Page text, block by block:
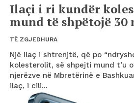
Ilaçi i ri kundër
mund të shpëtojë 30
TË ZGJEDHURA
Një ilaç i shtrenjtë, që po
kolesterolit, së shpejti mund t’u
njerëzve në Mbretërinë e
ilaç, i cili...